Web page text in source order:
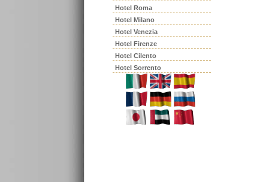
Hotel Roma
Hotel Milano
Hotel Venezia
Hotel Firenze
Hotel Cilento
Hotel Sorrento